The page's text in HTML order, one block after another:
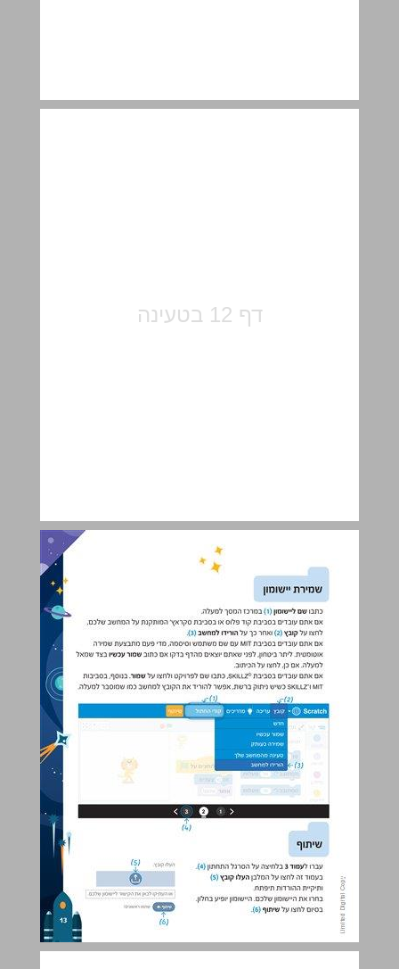
ב רקעים, דמויות ותלבושות ... 14